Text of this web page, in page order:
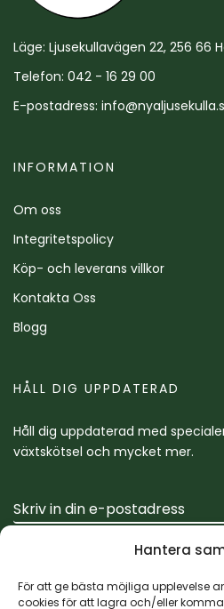
Hantera
För att ge bästa möjliga upplevelse
cookies för att lagra och/eller
Läge: Ljusekullavägen 22, 256 66
Telefon: 042 - 16 29 00
E-postadress:
INFORMATION
Om oss
Integritetspolicy
Köp- och leverans villkor
Kontakta Oss
Blogg
HÅLL DIG UPPDATERAD
Håll dig uppdaterad med
växtskötsel och mycket mer.